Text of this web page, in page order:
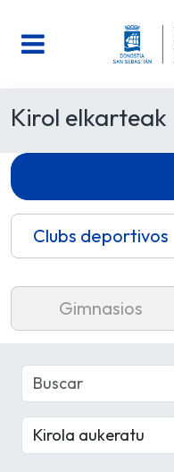
Kirol elkarteak
Clubs deportivos
Gimnasios